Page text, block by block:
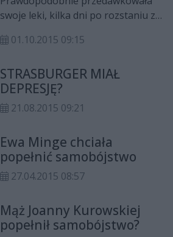
swoje leki, kilka dni po rozstaniu ze
01.10.2015 09:15
STRASBURGER MIAŁ
DEPRESJĘ?
21.08.2015 09:21
Ewa Minge chciała
popełnić samobójstwo
27.04.2015 08:57
Mąż Joanny Kurowskiej
popełnił samobójstwo?